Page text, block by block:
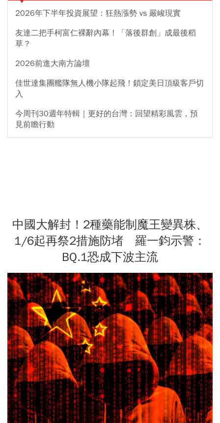
2026年下半年投資展望：狂熱漲勢 vs 嚴峻現實
友達二把手柯富仁裸辭內幕！「落後群創」成最後稻
草？
2026前進大南方論壇
佳世達集團艦隊無人機小隊起飛！鎖定美日頂級客戶切
入
今周刊30週年特輯｜更好的台灣：回望精彩風雲，預
見前瞻行動
中國大解封！2種藥能制魔王變異株、
1/6起再祭2措施防堵 羅一鈞示警：
BQ.1恐成下波主流